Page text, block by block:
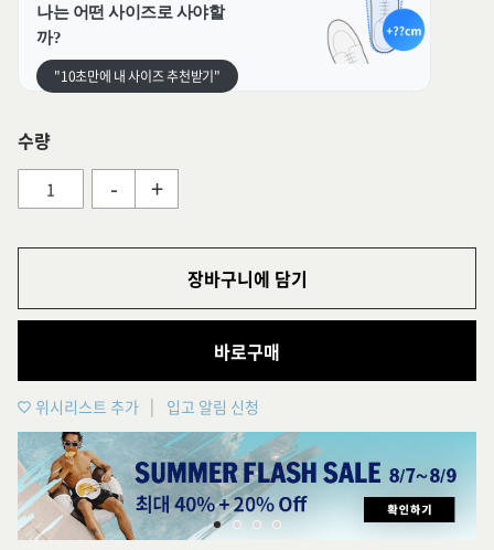
나는 어떤 사이즈로 사야할
까?
"10초만에 내 사이즈 추천받기"
수량
- +
장바구니에 담기
바로구매
위시리스트 추가 입고 알림 신청